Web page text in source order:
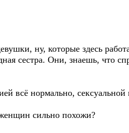
ну, которые здесь
сестра. Они, знаешь, что
всё нормально, сексуальной
сильно похожи?